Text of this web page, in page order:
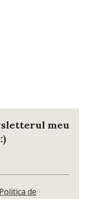
meu
Politica de